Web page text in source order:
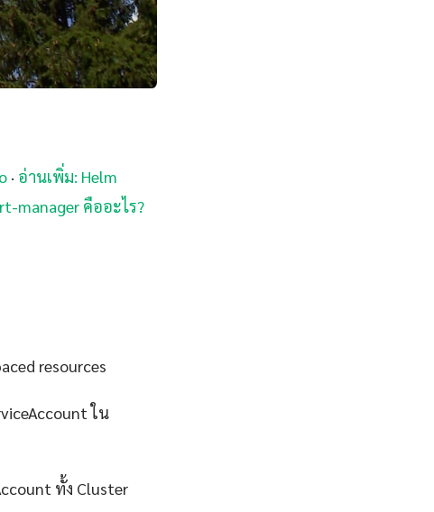
· อ่านเพิ่ม: Helm
manager คืออะไร?
resources
ใน
ทั้ง Cluster